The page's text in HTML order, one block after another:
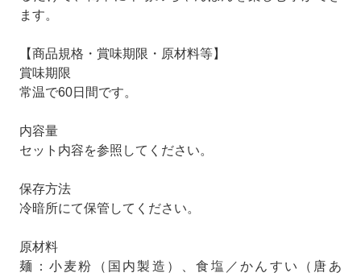
ます。
【商品規格・賞味期限・原材料等】
賞味期限
常温で60日間です。
内容量
セット内容を参照してください。
保存方法
冷暗所にて保管してください。
原材料
麺：小麦粉（国内製造）、食塩／かんすい（唐あ